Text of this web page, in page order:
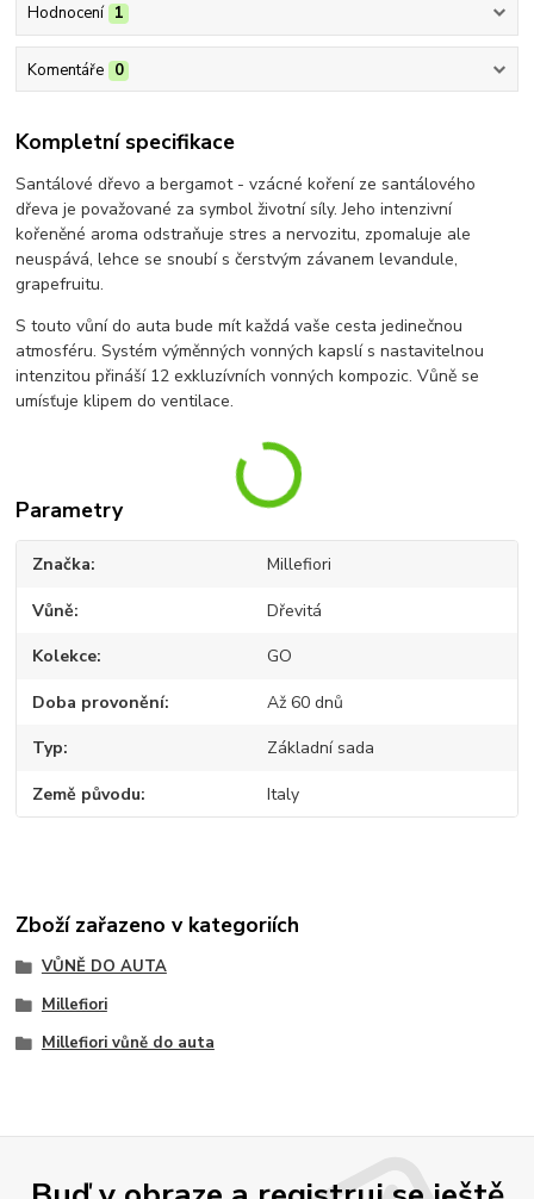
Hodnocení 1
Komentáře 0
Kompletní specifikace
Santálové dřevo a bergamot - vzácné koření ze santálového
dřeva je považované za symbol životní síly. Jeho intenzivní
kořeněné aroma odstraňuje stres a nervozitu, zpomaluje ale
neuspává, lehce se snoubí s čerstvým závanem levandule,
grapefruitu.
S touto vůní do auta bude mít každá vaše cesta jedinečnou
atmosféru. Systém výměnných vonných kapslí s nastavitelnou
intenzitou přináší 12 exkluzívních vonných kompozic. Vůně se
umísťuje klipem do ventilace.
Parametry
Značka Millefiori
Vůně Dřevitá
Kolekce GO
Doba provonění Až 60 dnů
Typ Základní sada
Země původu Italy
Zboží zařazeno v kategoriích
VŮNĚ DO AUTA
Millefiori
Millefiori vůně do auta